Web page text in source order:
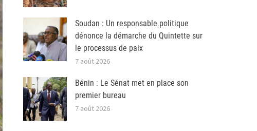
Soudan : Un responsable politique
dénonce la démarche du Quintette sur
le processus de paix
7 août 2026
Bénin : Le Sénat met en place son
premier bureau
7 août 2026